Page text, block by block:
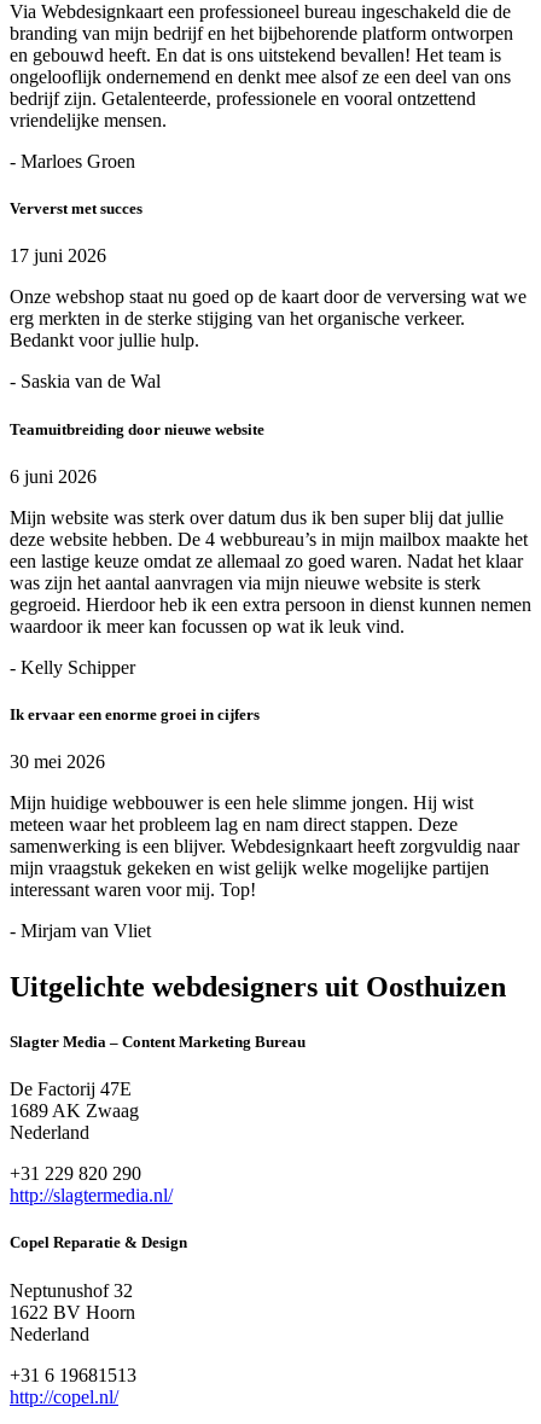
Via Webdesignkaart een professioneel bureau ingeschakeld die de
branding van mijn bedrijf en het bijbehorende platform ontworpen
en gebouwd heeft. En dat is ons uitstekend bevallen! Het team is
ongelooflijk ondernemend en denkt mee alsof ze een deel van ons
bedrijf zijn. Getalenteerde, professionele en vooral ontzettend
vriendelijke mensen.
- Marloes Groen
Ververst met succes
17 juni 2026
Onze webshop staat nu goed op de kaart door de verversing wat we
erg merkten in de sterke stijging van het organische verkeer.
Bedankt voor jullie hulp.
- Saskia van de Wal
Teamuitbreiding door nieuwe website
6 juni 2026
Mijn website was sterk over datum dus ik ben super blij dat jullie
deze website hebben. De 4 webbureau’s in mijn mailbox maakte het
een lastige keuze omdat ze allemaal zo goed waren. Nadat het klaar
was zijn het aantal aanvragen via mijn nieuwe website is sterk
gegroeid. Hierdoor heb ik een extra persoon in dienst kunnen nemen
waardoor ik meer kan focussen op wat ik leuk vind.
- Kelly Schipper
Ik ervaar een enorme groei in cijfers
30 mei 2026
Mijn huidige webbouwer is een hele slimme jongen. Hij wist
meteen waar het probleem lag en nam direct stappen. Deze
samenwerking is een blijver. Webdesignkaart heeft zorgvuldig naar
mijn vraagstuk gekeken en wist gelijk welke mogelijke partijen
interessant waren voor mij. Top!
- Mirjam van Vliet
Uitgelichte webdesigners uit Oosthuizen
Slagter Media – Content Marketing Bureau
De Factorij 47E
1689 AK Zwaag
Nederland
+31 229 820 290
http://slagtermedia.nl/
Copel Reparatie & Design
Neptunushof 32
1622 BV Hoorn
Nederland
+31 6 19681513
http://copel.nl/